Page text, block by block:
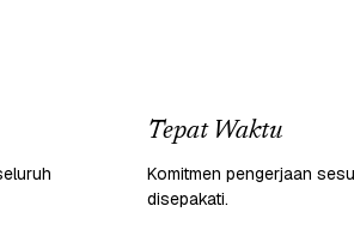
Tepat Waktu
Komitmen pengerjaan
disepakati.